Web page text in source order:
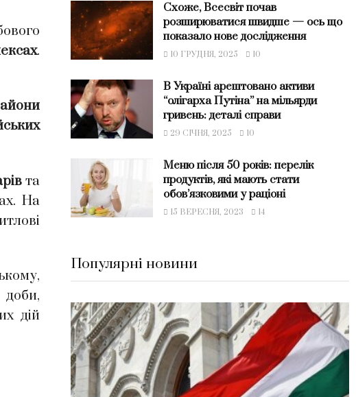
.
та
На
дій
Схоже, Всесвіт почав
розширюватися швидше — ось що
показало нове дослідження
10 ГРУДНЯ, 2025 10
В Україні арештовано активи
“олігарха Путіна” на мільярди
гривень: деталі справи
29 СІЧНЯ, 2025 10
Меню після 50 років: перелік
продуктів, які мають стати
обов’язковими у раціоні
15 ВЕРЕСНЯ, 2023 14
Популярні новини